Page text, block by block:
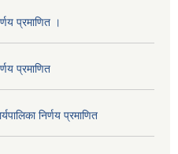
प्रमाणित ।
प्रमाणित
निर्णय प्रमाणित